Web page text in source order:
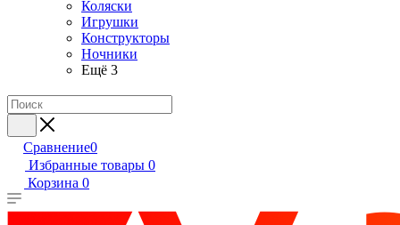
Коляски
Игрушки
Конструкторы
Ночники
Ещё 3
Сравнение0
Избранные товары 0
Корзина 0